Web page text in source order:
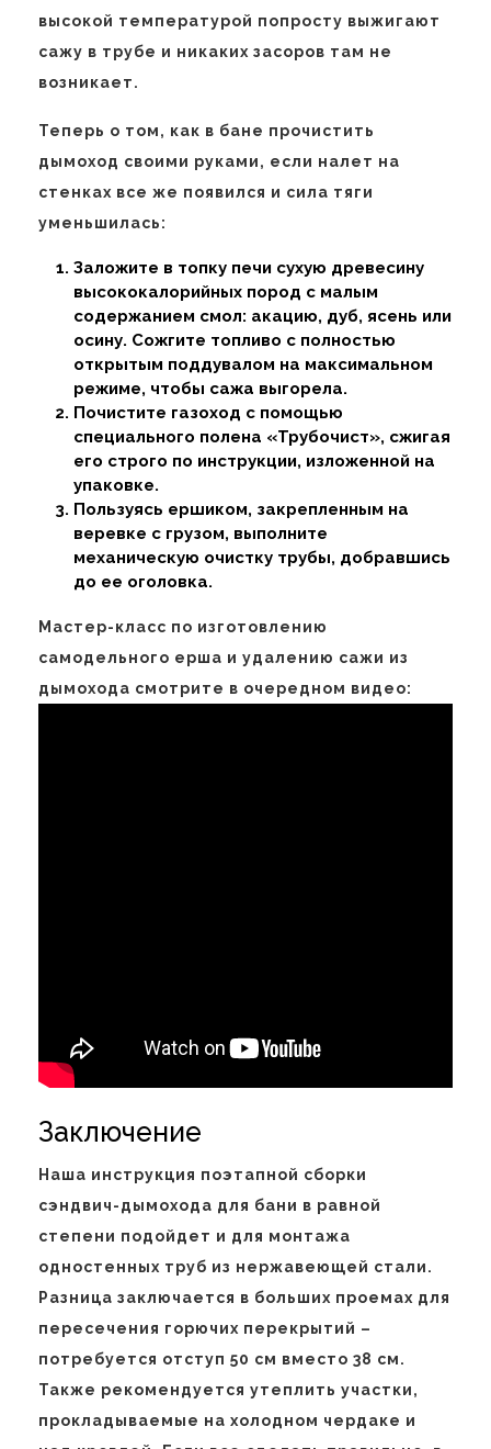
высокой температурой попросту выжигают
сажу в трубе и никаких засоров там не
возникает.
Теперь о том, как в бане прочистить
дымоход своими руками, если налет на
стенках все же появился и сила тяги
уменьшилась:
Заложите в топку печи сухую древесину
высококалорийных пород с малым
содержанием смол: акацию, дуб, ясень или
осину. Сожгите топливо с полностью
открытым поддувалом на максимальном
режиме, чтобы сажа выгорела.
Почистите газоход с помощью
специального полена «Трубочист», сжигая
его строго по инструкции, изложенной на
упаковке.
Пользуясь ершиком, закрепленным на
веревке с грузом, выполните
механическую очистку трубы, добравшись
до ее оголовка.
Мастер-класс по изготовлению
самодельного ерша и удалению сажи из
дымохода смотрите в очередном видео:
Заключение
Наша инструкция поэтапной сборки
сэндвич-дымохода для бани в равной
степени подойдет и для монтажа
одностенных труб из нержавеющей стали.
Разница заключается в больших проемах для
пересечения горючих перекрытий –
потребуется отступ 50 см вместо 38 см.
Также рекомендуется утеплить участки,
прокладываемые на холодном чердаке и